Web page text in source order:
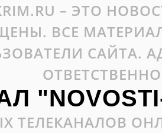
– ЭТО
ВСЕ
САЙТА.
ТЕЛЕКАНАЛОВ